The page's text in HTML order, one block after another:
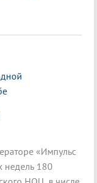
«Импульс
недель 180